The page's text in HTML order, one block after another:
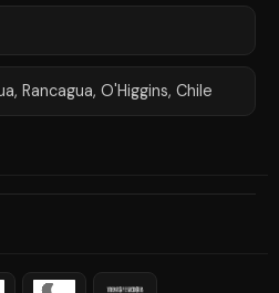
Rancagua, O'Higgins, Chile